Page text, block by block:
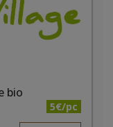
bio
5€/pc